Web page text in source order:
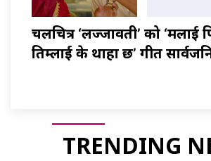
चलचित्र ‘लज्जावती’ को ‘मलाई
तिम्लाई के थाहा छ’ गीत
TRENDING